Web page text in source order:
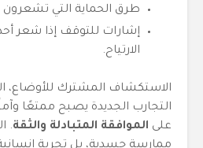
طرق الحماية التي تشعرون
إشارات للتوقف إذا شعر
الارتياح.
الاستكشاف المشترك للأوضاع،
التجارب الجديدة يصبح ممتعًا
على الموافقة المتبادلة والثقة.